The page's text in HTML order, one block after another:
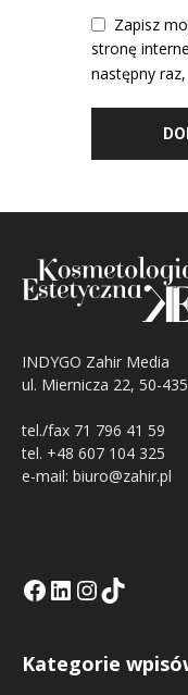
Zapisz
stronę
następny
INDYGO Zahir Media
ul. Miernicza 22, 50-
tel./fax 71 796 41 59
tel. +48 607 104 325
e-mail: biuro@zahir.pl
Facebook
LinkedIn
Tik Tok KEInstagramm KE
Kategorie